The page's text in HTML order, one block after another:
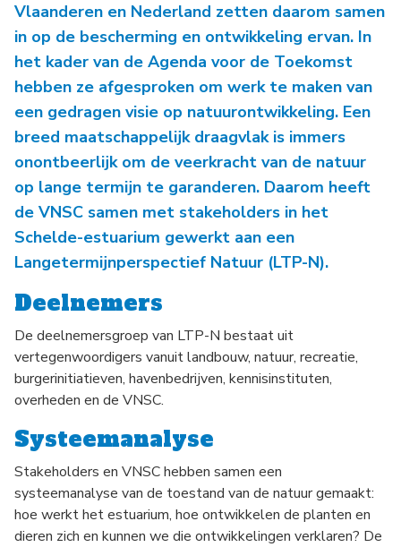
Vlaanderen en Nederland zetten daarom samen
in op de bescherming en ontwikkeling ervan. In
het kader van de Agenda voor de Toekomst
hebben ze afgesproken om werk te maken van
een gedragen visie op natuurontwikkeling. Een
breed maatschappelijk draagvlak is immers
onontbeerlijk om de veerkracht van de natuur
op lange termijn te garanderen. Daarom heeft
de VNSC samen met stakeholders in het
Schelde-estuarium gewerkt aan een
Langetermijnperspectief Natuur (LTP-N).
Deelnemers
De deelnemersgroep van LTP-N bestaat uit
vertegenwoordigers vanuit landbouw, natuur, recreatie,
burgerinitiatieven, havenbedrijven, kennisinstituten,
overheden en de VNSC.
Systeemanalyse
Stakeholders en VNSC hebben samen een
systeemanalyse van de toestand van de natuur gemaakt:
hoe werkt het estuarium, hoe ontwikkelen de planten en
dieren zich en kunnen we die ontwikkelingen verklaren? De